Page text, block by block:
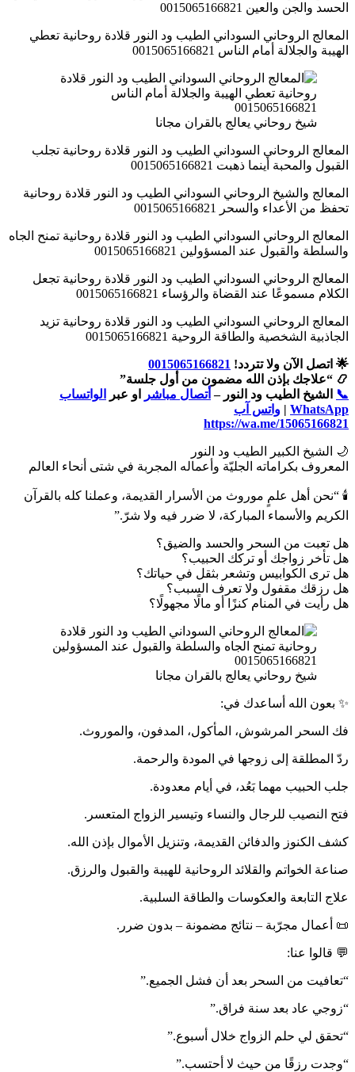
الحسد والجن والعين 0015065166821
المعالج الروحاني السوداني الطيب ود النور قلادة روحانية تعطي
الهيبة والجلالة أمام الناس 0015065166821
شيخ روحاني يعالج بالقران مجانا
المعالج الروحاني السوداني الطيب ود النور قلادة روحانية تجلب
القبول والمحبة أينما ذهبت 0015065166821
المعالج والشيخ الروحاني السوداني الطيب ود النور قلادة روحانية
تحفظ من الأعداء والسحر 0015065166821
المعالج الروحاني السوداني الطيب ود النور قلادة روحانية تمنح الجاه
والسلطة والقبول عند المسؤولين 0015065166821
المعالج الروحاني السوداني الطيب ود النور قلادة روحانية تجعل
الكلام مسموعًا عند القضاة والرؤساء 0015065166821
المعالج الروحاني السوداني الطيب ود النور قلادة روحانية تزيد
الجاذبية الشخصية والطاقة الروحية 0015065166821
🌟 اتصل الآن ولا تتردد! 0015065166821
📿 “علاجك بإذن الله مضمون من أول جلسة”
📞
الشيخ الطيب ود النور – أتصال مباشر او عبر
الواتساب
WhatsApp
| واتس آب
https://wa.me/15065166821
🌙 الشيخ الكبير الطيب ود النور
المعروف بكراماته الجليّة وأعماله المجربة في شتى أنحاء العالم
🕯️ “نحن أهل علمٍ موروث من الأسرار القديمة، وعملنا كله بالقرآن
الكريم والأسماء المباركة، لا ضرر فيه ولا شرّ.”
هل تعبت من السحر والحسد والضيق؟
هل تأخر زواجك أو تركك الحبيب؟
هل ترى الكوابيس وتشعر بثقل في حياتك؟
هل رزقك مقفول ولا تعرف السبب؟
هل رأيت في المنام كنزًا أو مالًا مجهولًا؟
شيخ روحاني يعالج بالقران مجانا
✨ بعون الله أساعدك في:
فك السحر المرشوش، المأكول، المدفون، والموروث.
ردّ المطلقة إلى زوجها في المودة والرحمة.
جلب الحبيب مهما بَعُد، في أيام معدودة.
فتح النصيب للرجال والنساء وتيسير الزواج المتعسر.
كشف الكنوز والدفائن القديمة، وتنزيل الأموال بإذن الله.
صناعة الخواتم والقلائد الروحانية للهيبة والقبول والرزق.
علاج التابعة والعكوسات والطاقة السلبية.
📜 أعمال مجرّبة – نتائج مضمونة – بدون ضرر.
💬 قالوا عنا:
“تعافيت من السحر بعد أن فشل الجميع.”
“زوجي عاد بعد سنة فراق.”
“تحقق لي حلم الزواج خلال أسبوع.”
“وجدت رزقًا من حيث لا أحتسب.”